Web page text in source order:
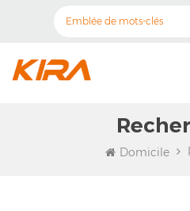
Domicile